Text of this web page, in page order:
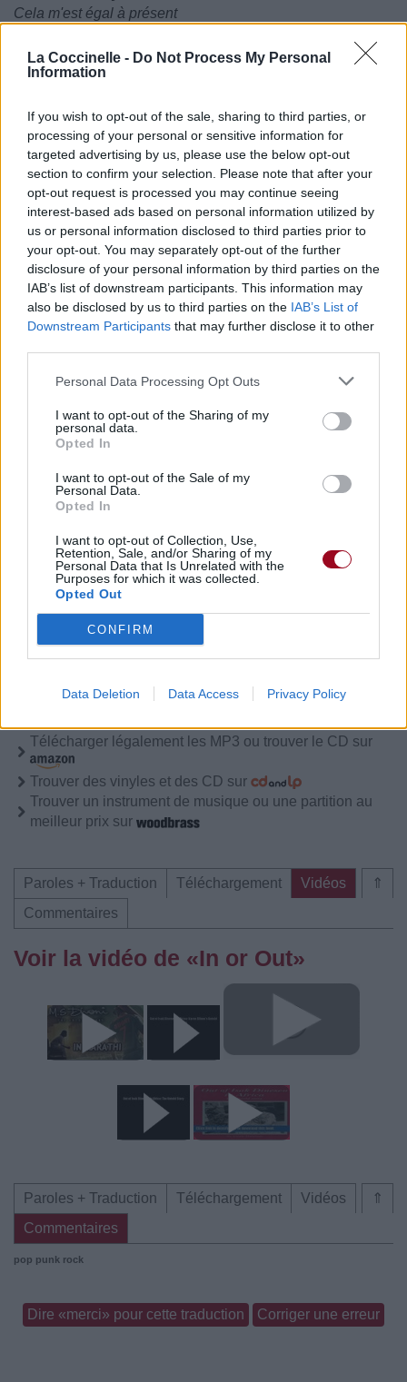
La Coccinelle - Do Not Process My Personal
Information
If you wish to opt-out of the sale, sharing to third parties, or
processing of your personal or sensitive information for
targeted advertising by us, please use the below opt-out
section to confirm your selection. Please note that after your
opt-out request is processed you may continue seeing
interest-based ads based on personal information utilized by
us or personal information disclosed to third parties prior to
your opt-out. You may separately opt-out of the further
disclosure of your personal information by third parties on the
IAB’s list of downstream participants. This information may
also be disclosed by us to third parties on the IAB’s List of
Downstream Participants that may further disclose it to other
Personal Data Processing Opt Outs
I want to opt-out of the Sharing of my
personal data.
Opted In
I want to opt-out of the Sale of my
Personal Data.
Opted In
I want to opt-out of Collection, Use,
Retention, Sale, and/or Sharing of my
Personal Data that Is Unrelated with the
Purposes for which it was collected.
Opted Out
CONFIRM
Data Deletion Data Access Privacy Policy
Cela m'est égal à présent
Chanteurs :
Paroles + Traduction Téléchargement
Commentaires
Vous aimez chanter, apprenez la guitare chez
Télécharger légalement les MP3 ou trouver le CD sur
Trouver des vinyles et des CD sur
Trouver un instrument de musique ou une partition au
meilleur prix sur
⇑
Paroles + Traduction Téléchargement
Vidéos
Commentaires
Voir la vidéo de «In or Out»
⇑
Paroles + Traduction Téléchargement
Vidéos
Commentaires
pop punk rock
Dire «merci» pour cette traduction Corriger une erreur